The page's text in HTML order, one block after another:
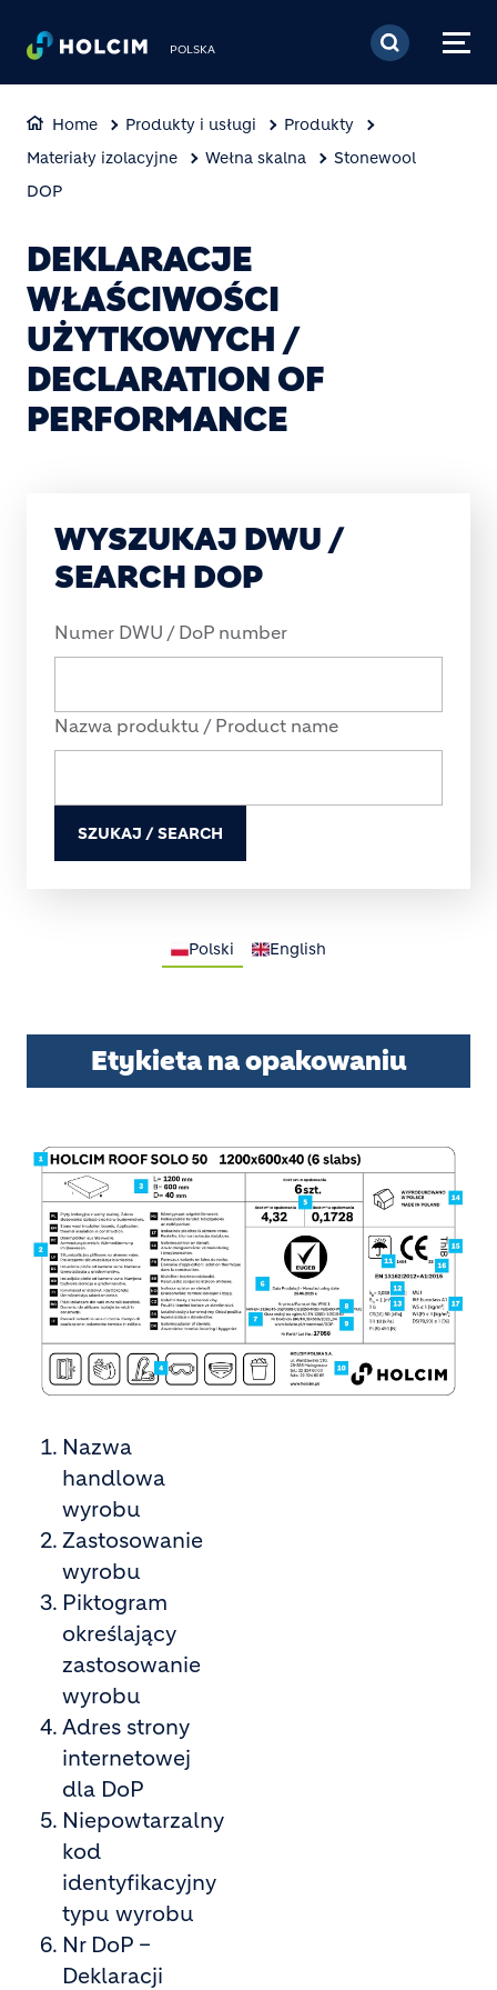
Przejdź do treści
POLSKA
Home Produkty i usługi
Produkty
Materiały izolacyjne
Wełna skalna
Stonewool
DOP
DEKLARACJE
WŁAŚCIWOŚCI
UŻYTKOWYCH /
DECLARATION OF
PERFORMANCE
WYSZUKAJ DWU /
SEARCH DOP
Numer DWU / DoP number
Nazwa produktu / Product name
SZUKAJ / SEARCH
Polski English
Etykieta na opakowaniu
Nazwa
handlowa
wyrobu
Zastosowanie
wyrobu
Piktogram
określający
zastosowanie
wyrobu
Adres strony
internetowej
dla DoP
Niepowtarzalny
kod
identyfikacyjny
typu wyrobu
Nr DoP –
Deklaracji